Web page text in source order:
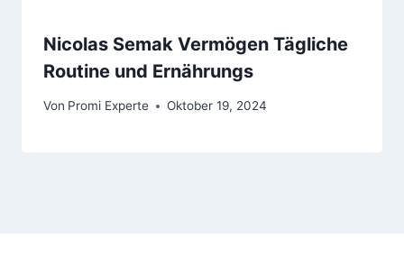
Nicolas Semak Vermögen Tägliche
Routine und Ernährungs
Von Promi Experte Oktober 19, 2024